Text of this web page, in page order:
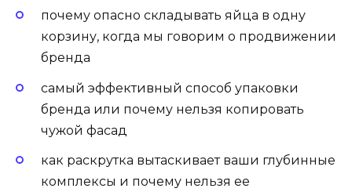
почему опасно складывать яйца в одну
корзину, когда мы говорим о продвижении
бренда
самый эффективный способ упаковки
бренда или почему нельзя копировать
чужой фасад
как раскрутка вытаскивает ваши глубинные
комплексы и почему нельзя ее